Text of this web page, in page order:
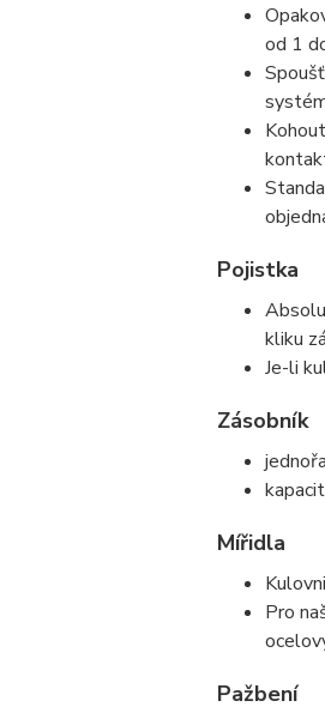
od 1
Pojistka
kliku
Je-li
Zásobník
Mířidla
Pro
Pažbení